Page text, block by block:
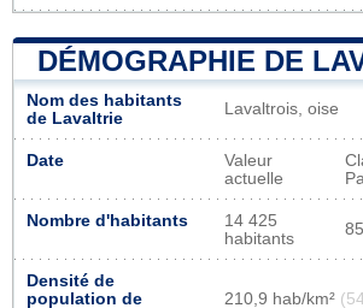
DÉMOGRAPHIE DE
Nom des habitants
de Lavaltrie
Lavaltrois, oise
Date
Valeur
actuelle
Nombre d'habitants
14 425
habitants
Densité de
population de
210,9 hab/km²